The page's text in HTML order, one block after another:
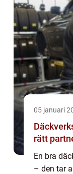
05 januari
rätt
En bra
– den tar